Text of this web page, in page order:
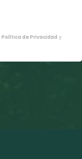
Política de Privacidad y